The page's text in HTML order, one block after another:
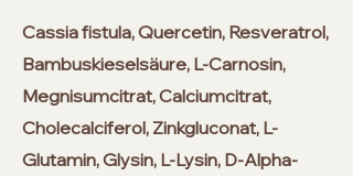
Cassia fistula, Quercetin, Resveratrol,
Bambuskieselsäure, L-Carnosin,
Megnisumcitrat, Calciumcitrat,
Cholecalciferol, Zinkgluconat, L-
Glutamin, Glysin, L-Lysin, D-Alpha-